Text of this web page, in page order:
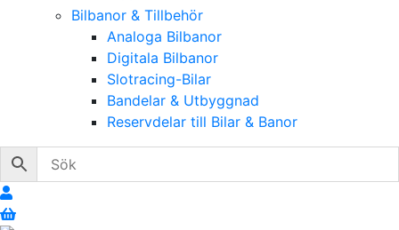
Bilbanor & Tillbehör
Analoga Bilbanor
Digitala Bilbanor
Slotracing-Bilar
Bandelar & Utbyggnad
Reservdelar till Bilar & Banor